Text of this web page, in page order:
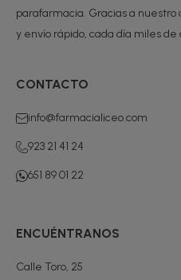
parafarmacia. Gracias a nuestro
y envío rápido, cada día miles
CONTACTO
info@farmacialiceo.com
923 21 41 24
651 89 01 22
ENCUÉNTRANOS
Calle Toro, 25